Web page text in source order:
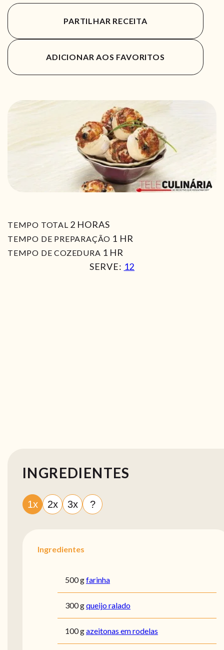
PARTILHAR RECEITA
ADICIONAR AOS FAVORITOS
TEMPO TOTAL 2HORAS
HORAS
TEMPO DE PREPARAÇÃO 1 HORA
HR
TEMPO DE COZEDURA 1 HORA
HR
SERVE: 12
INGREDIENTES
1x 2x 3x ?
Ingredientes
500 gfarinha
300 gqueijo ralado
100 gazeitonas em rodelas